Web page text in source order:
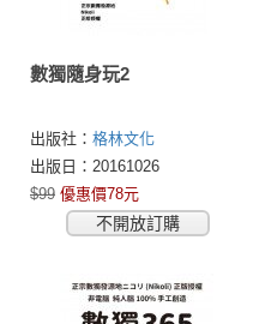
數獨隨身玩2
出版社： 格林文化
出版日：20161026
$99 優惠價78元
不開放訂購